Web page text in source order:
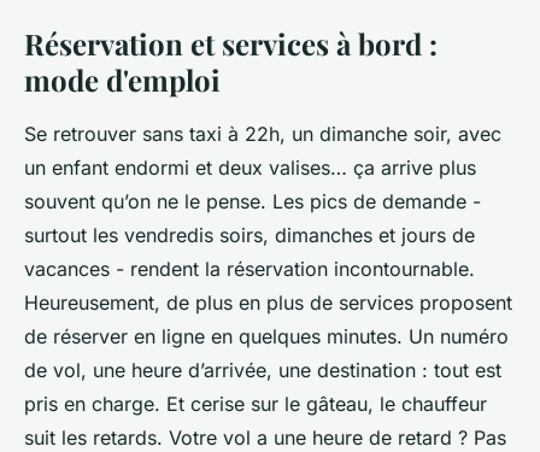
Réservation et services à bord :
mode d'emploi
Se retrouver sans taxi à 22h, un dimanche soir, avec
un enfant endormi et deux valises… ça arrive plus
souvent qu’on ne le pense. Les pics de demande -
surtout les vendredis soirs, dimanches et jours de
vacances - rendent la réservation incontournable.
Heureusement, de plus en plus de services proposent
de réserver en ligne en quelques minutes. Un numéro
de vol, une heure d’arrivée, une destination : tout est
pris en charge. Et cerise sur le gâteau, le chauffeur
suit les retards. Votre vol a une heure de retard ? Pas